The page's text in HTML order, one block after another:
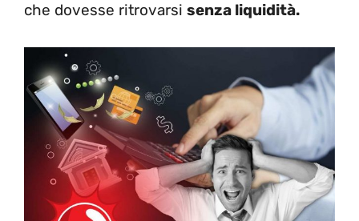
che dovesse ritrovarsi senza liquidità.